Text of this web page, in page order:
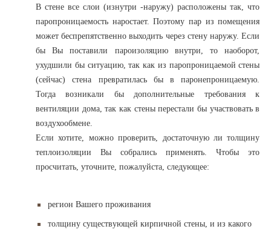
В стене все слои (изнутри -наружу) расположены так, что
паропроницаемость наростает. Поэтому пар из помещения
может беспрепятственно выходить через стену наружу. Если
бы Вы поставили пароизоляцию внутри, то наоборот,
ухудшили бы ситуацию, так как из паропроницаемой стены
(сейчас) стена превратилась бы в паронепроницаемую.
Тогда возникали бы дополнительные требования к
вентиляции дома, так как стены перестали бы участвовать в
воздухообмене.
Если хотите, можно проверить, достаточную ли толщину
теплоизоляции Вы собрались применять. Чтобы это
просчитать, уточните, пожалуйста, следующее:
регион Вашего проживания
толщину существующей кирпичной стены, и из какого